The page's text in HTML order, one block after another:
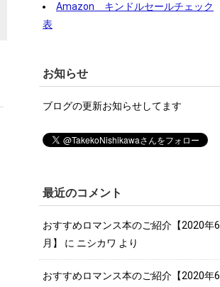
Amazon キンドルセールチェック
表
お知らせ
ブログの更新お知らせしてます
最近のコメント
おすすめロマンス本のご紹介【2020年6
月】
に ニシカワ より
おすすめロマンス本のご紹介【2020年6